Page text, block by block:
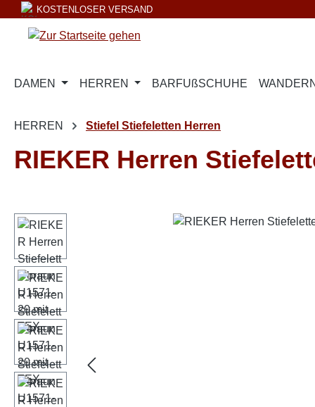
Hauptinhalt springen
Zur Suche springen
Zur Hauptnavigation springen
KOSTENLOSER VERSAND
DAMEN HERREN BARFUßSCHUHE
HERREN Stiefel Stiefeletten Herren
RIEKER Herren
Bildergalerie überspringen